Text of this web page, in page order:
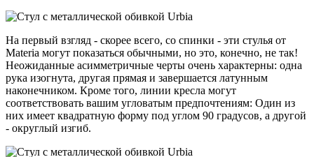
На первый взгляд - скорее всего, со спинки - эти стулья от
Materia могут показаться обычными, но это, конечно, не так!
Неожиданные асимметричные черты очень характерны: одна
рука изогнута, другая прямая и завершается латунным
наконечником. Кроме того, линии кресла могут
соответствовать вашим угловатым предпочтениям: Один из
них имеет квадратную форму под углом 90 градусов, а другой
- округлый изгиб.